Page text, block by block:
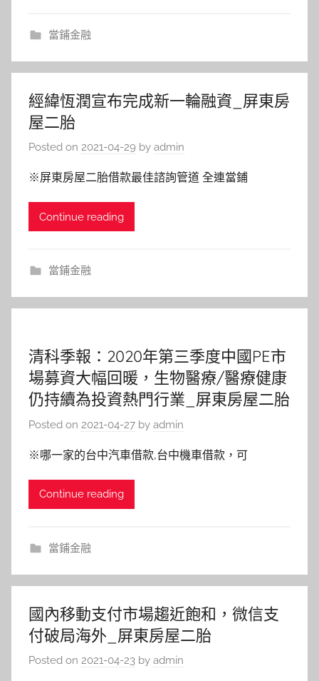
當鋪金融
經緯恆潤宣布完成新一輪融資_屏東房
屋二胎
Posted on 2021-04-29 by admin
※屏東房屋二胎借款最佳諮詢管道 全連當鋪
Continue reading
當鋪金融
清科季報：2020年第三季度中國PE市
場募資大幅回暖，生物醫療/醫療健康
仍持續為投資熱門行業_屏東房屋二胎
Posted on 2021-04-27 by admin
※哪一家的台中汽車借款,台中機車借款，可
Continue reading
當鋪金融
國內移動支付市場趨近飽和，微信支
付破局海外_屏東房屋二胎
Posted on 2021-04-23 by admin